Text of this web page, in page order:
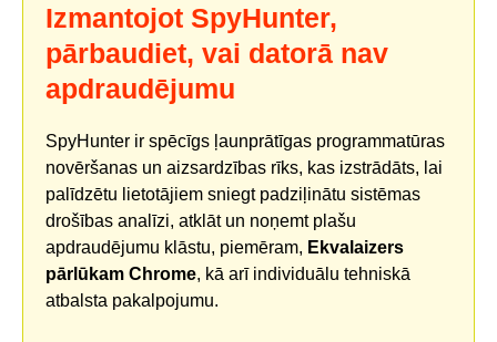
Izmantojot SpyHunter,
pārbaudiet, vai datorā nav
apdraudējumu
SpyHunter ir spēcīgs ļaunprātīgas programmatūras
novēršanas un aizsardzības rīks, kas izstrādāts, lai
palīdzētu lietotājiem sniegt padziļinātu sistēmas
drošības analīzi, atklāt un noņemt plašu
apdraudējumu klāstu, piemēram, Ekvalaizers
pārlūkam Chrome, kā arī individuālu tehniskā
atbalsta pakalpojumu.